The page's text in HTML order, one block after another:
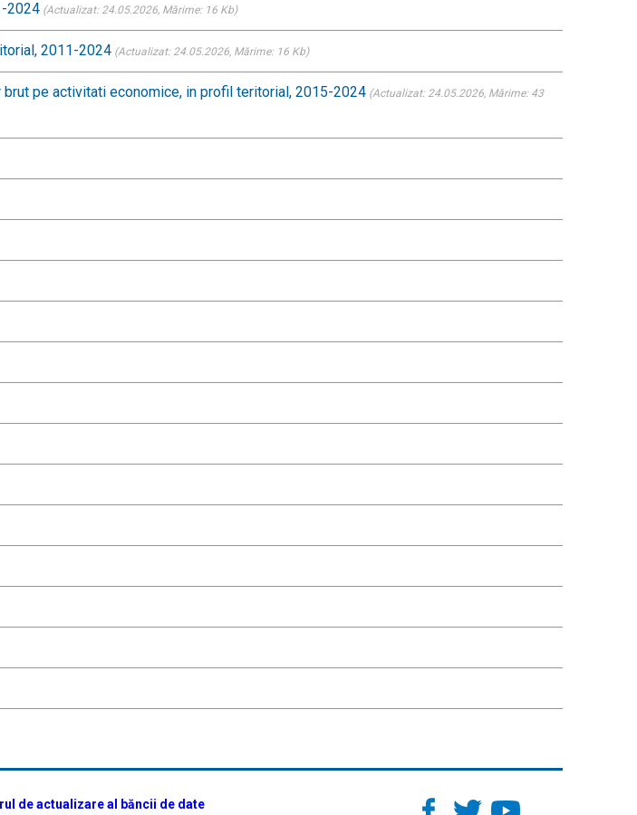
2024 (Actualizat: 24.05.2026, Mărime: 16 Kb)
2011-2024 (Actualizat: 24.05.2026, Mărime: 16 Kb)
pe activitati economice, in profil teritorial, 2015-2024 (Actualizat: 24.05.2026, Mărime: 43
de actualizare al băncii de date